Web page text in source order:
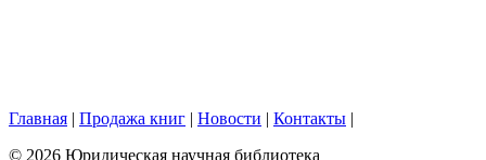
Главная | Продажа книг | Новости | Контакты |
© 2026 Юридическая научная библиотека